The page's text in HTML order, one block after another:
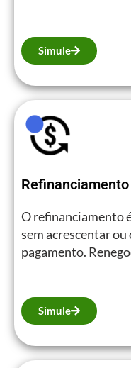
Simule
Refinanciamento
O refinanciamento
sem acrescentar ou
pagamento.
Simule